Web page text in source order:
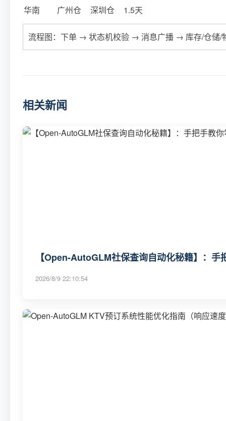
华南
广州仓 深圳仓 1.5天
流程图：下单 → 状态机校验 → 消息广播 → 库存/仓储
相关新闻
【Open-AutoGLM社保查询自动化秘籍】：
2026/8/9 22:10:54